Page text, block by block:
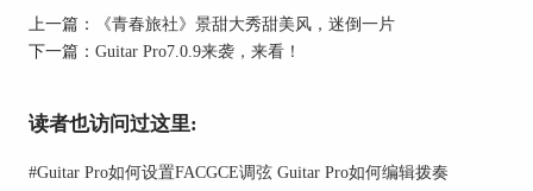
对Guitar pro 7的使用就介绍就先介绍到这了，有想
学吉他的小伙伴，不妨
下载Guitar Pro 7
上一篇：
《青春旅社》景甜大秀甜美风，迷倒一片
下一篇： Guitar Pro7.0.9来袭，来看！
读者也访问过这里:
#Guitar Pro如何设置FACGCE调弦 Guitar Pro如何编辑拨奏